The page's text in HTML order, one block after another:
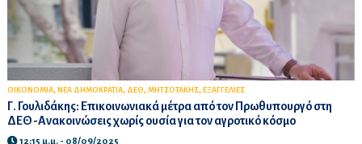
ΟΙΚΟΝΟΜΙΑ, ΝΕΑ ΔΗΜΟΚΡΑΤΙΑ, ΔΕΘ, ΜΗΤΣΟΤΑΚΗΣ, ΕΞΑΓΓΕΛΙΕΣ
Γ. Γουλιδάκης: Επικοινωνιακά μέτρα από τον Πρωθυπουργό στη
ΔΕΘ -Ανακοινώσεις χωρίς ουσία για τον αγροτικό κόσμο
12:15 μ.μ. - 08/09/2025